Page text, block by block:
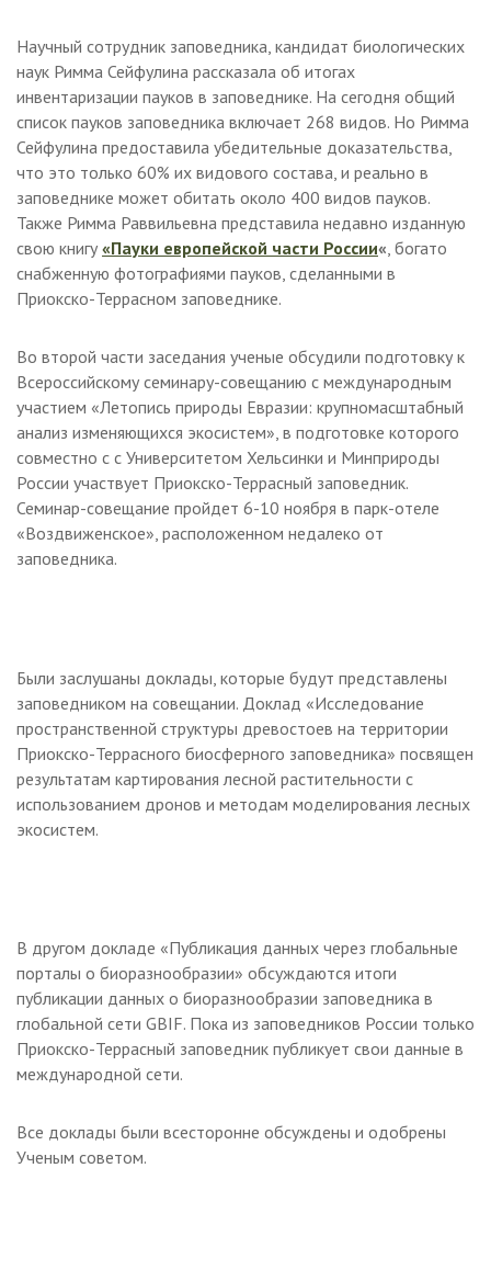
Научный сотрудник заповедника, кандидат биологических
наук Римма Сейфулина рассказала об итогах
инвентаризации пауков в заповеднике. На сегодня общий
список пауков заповедника включает 268 видов. Но Римма
Сейфулина предоставила убедительные доказательства,
что это только 60% их видового состава, и реально в
заповеднике может обитать около 400 видов пауков.
Также Римма Раввильевна представила недавно изданную
свою книгу «Пауки европейской части России«, богато
снабженную фотографиями пауков, сделанными в
Приокско-Террасном заповеднике.
Во второй части заседания ученые обсудили подготовку к
Всероссийскому семинару-совещанию с международным
участием «Летопись природы Евразии: крупномасштабный
анализ изменяющихся экосистем», в подготовке которого
совместно с с Университетом Хельсинки и Минприроды
России участвует Приокско-Террасный заповедник.
Семинар-совещание пройдет 6-10 ноября в парк-отеле
«Воздвиженское», расположенном недалеко от
заповедника.
Были заслушаны доклады, которые будут представлены
заповедником на совещании. Доклад «Исследование
пространственной структуры древостоев на территории
Приокско-Террасного биосферного заповедника» посвящен
результатам картирования лесной растительности с
использованием дронов и методам моделирования лесных
экосистем.
В другом докладе «Публикация данных через глобальные
порталы о биоразнообразии» обсуждаются итоги
публикации данных о биоразнообразии заповедника в
глобальной сети GBIF. Пока из заповедников России только
Приокско-Террасный заповедник публикует свои данные в
международной сети.
Все доклады были всесторонне обсуждены и одобрены
Ученым советом.